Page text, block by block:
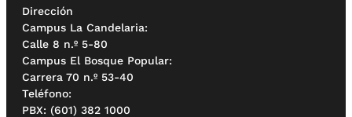
Dirección
Campus La Candelaria:
Calle 8 n.º 5-80
Campus El Bosque Popular:
Carrera 70 n.º 53-40
Teléfono:
PBX: (601) 382 1000